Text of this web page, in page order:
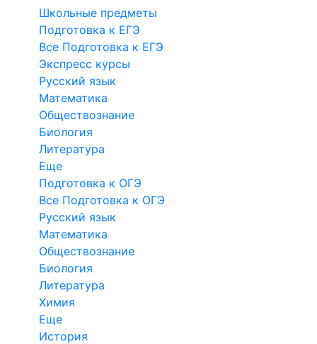
Школьные предметы
Подготовка к ЕГЭ
Все Подготовка к ЕГЭ
Экспресс курсы
Русский язык
Математика
Обществознание
Биология
Литература
Еще
Подготовка к ОГЭ
Все Подготовка к ОГЭ
Русский язык
Математика
Обществознание
Биология
Литература
Химия
Еще
История